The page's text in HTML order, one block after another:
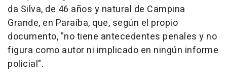
da Silva, de 46 años y natural de Campina
Grande, en Paraíba, que, según el propio
documento, "no tiene antecedentes penales y no
figura como autor ni implicado en ningún informe
policial".